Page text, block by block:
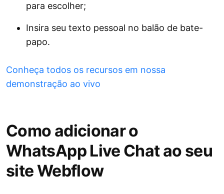
para escolher;
Insira seu texto pessoal no balão de bate-
papo.
Conheça todos os recursos em nossa
demonstração ao vivo
Como adicionar o
WhatsApp Live Chat ao seu
site Webflow